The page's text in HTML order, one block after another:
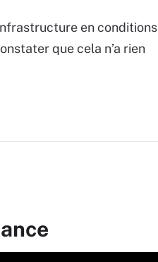
en conditions
que cela n’a rien